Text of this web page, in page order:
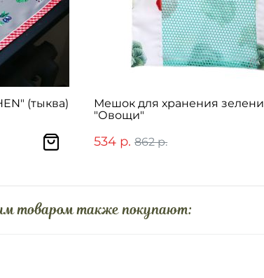
(тыква)
Мешок для хранения зелени
"Овощи"
534 р. 862 р.
товаром также покупают: